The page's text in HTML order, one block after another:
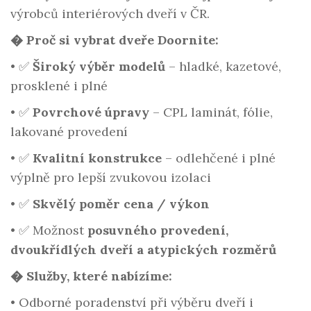
výrobců interiérových dveří v ČR.
� Proč si vybrat dveře Doornite:
• ✅ Široký výběr modelů – hladké, kazetové,
prosklené i plné
• ✅ Povrchové úpravy – CPL laminát, fólie,
lakované provedení
• ✅ Kvalitní konstrukce – odlehčené i plné
výplně pro lepší zvukovou izolaci
• ✅ Skvělý poměr cena / výkon
• ✅ Možnost posuvného provedení,
dvoukřídlých dveří a atypických rozměrů
�️ Služby, které nabízíme:
• Odborné poradenství při výběru dveří i